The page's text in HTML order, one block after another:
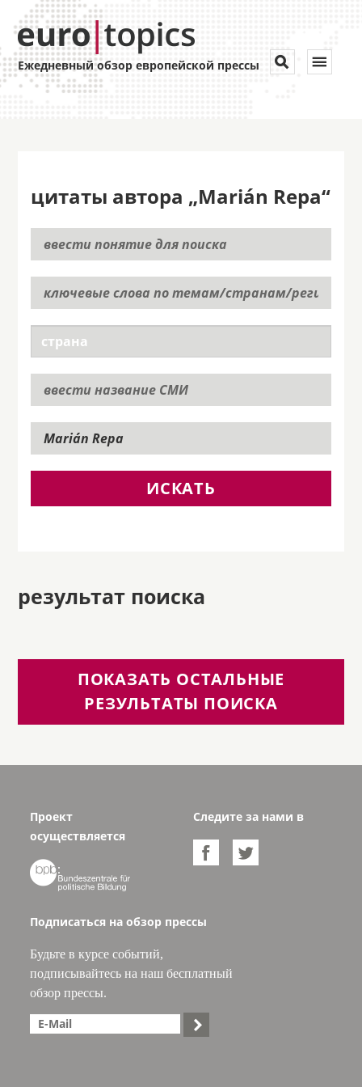
Ежедневный обзор европейской прессы Toggle


цитаты автора „Marián Repa“
ИСКАТЬ
результат поиска
ПОКАЗАТЬ ОСТАЛЬНЫЕ
РЕЗУЛЬТАТЫ ПОИСКА
Проект
осуществляется

Следите за нами в
 
Подписаться на обзор прессы
Будьте в курсе событий,
подписывайтесь на наш бесплатный
обзор прессы.
